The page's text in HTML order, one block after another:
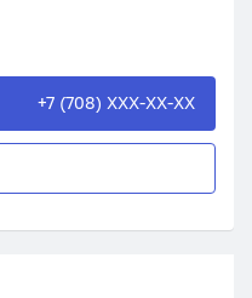
+7 (708) XXX-XX-XX